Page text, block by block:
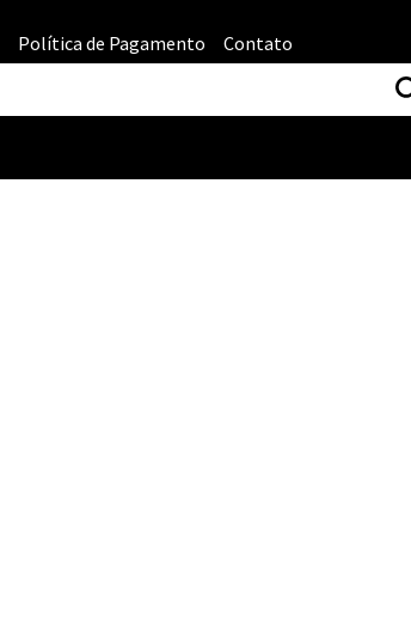
Política de Pagamento
Contato